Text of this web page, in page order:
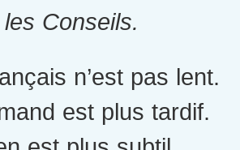
Conseils.
n’est pas lent.
est plus tardif.